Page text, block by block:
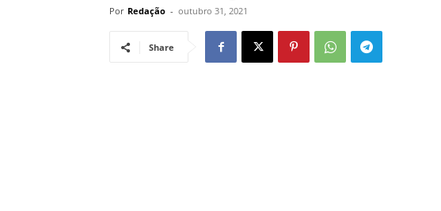
Por Redação - outubro 31, 2021
Share